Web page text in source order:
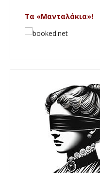
Τα «Μανταλάκια»!